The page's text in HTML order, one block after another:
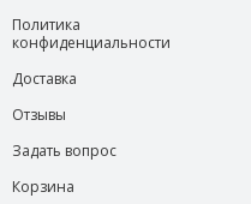
Политика
конфиденциальности
Доставка
Отзывы
Задать вопрос
Корзина